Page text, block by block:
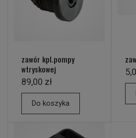
zawór kpl.pompy
wtryskowej
89,00 zł
Do koszyka